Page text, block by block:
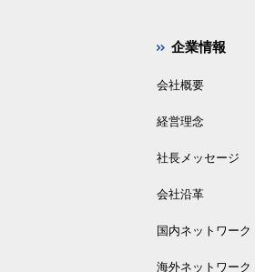
企業情報
会社概要
経営理念
社長メッセージ
会社沿革
国内ネットワーク
海外ネットワーク